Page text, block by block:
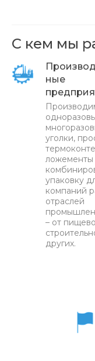
С кем мы
ные
уголки,
ложементы
упаковку
компаний
отраслей
– от
других.